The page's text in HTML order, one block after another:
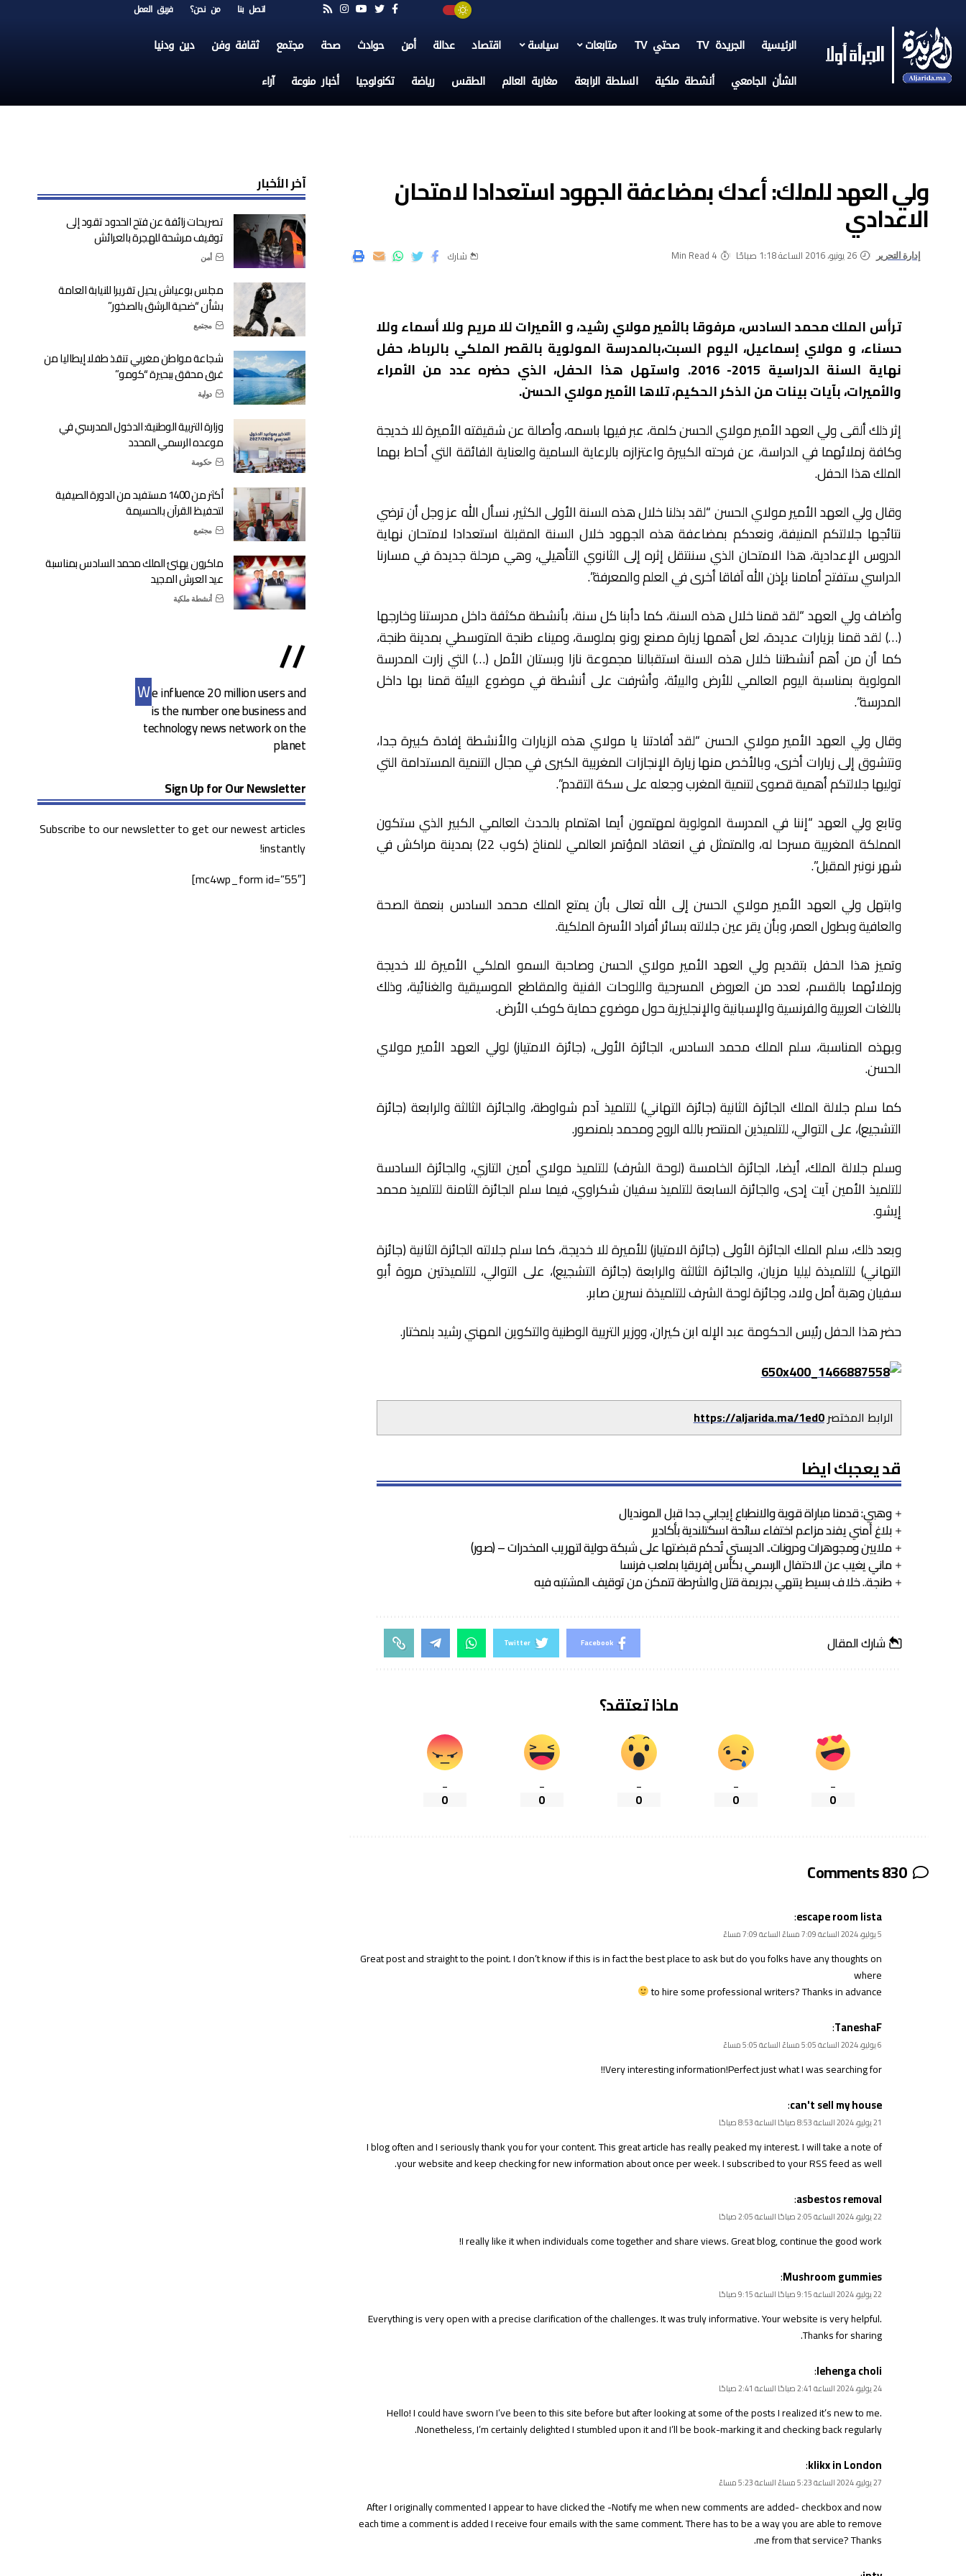
اتصل بنا من نحن؟ فريق العمل
الرئيسية الجريدة TV صحتي TV متابعات سياسة اقتصاد عدالة أمن حوادث صحة مجتمع ثقافة وفن دين ودنيا
الشأن الجامعي أنشطة ملكية السلطة الرابعة مغاربة العالم الطقس رياضة تكنولوجيا أخبار منوعة آراء
ولي العهد للملك: أعدك بمضاعفة الجهود استعدادا لامتحان
الاعدادي
إدارة التحرير 26 يونيو، 2016 الساعة 1:18 صباحًا 4 Min Read شارك
ترأس الملك محمد السادس، مرفوقا بالأمير مولاي رشيد، و الأميرات للا مريم وللا أسماء وللا
حسناء، و مولاي إسماعيل، اليوم السبت،بالمدرسة المولوية بالقصر الملكي بالرباط، حفل
نهاية السنة الدراسية 2015- 2016. واستهل هذا الحفل، الذي حضره عدد من الأمراء
والأميرات، بآيات بينات من الذكر الحكيم، تلاها الأمير مولاي الحسن.
إثر ذلك ألقى ولي العهد الأمير مولاي الحسن كلمة، عبر فيها باسمه، وأصالة عن شقيقته الأميرة للا خديجة
وكافة زملائهما في الدراسة، عن فرحته الكبيرة واعتزازه بالرعاية السامية والعناية الفائقة التي أحاط بهما
الملك هذا الحفل.
وقال ولي العهد الأمير مولاي الحسن “لقد بذلنا خلال هذه السنة الأولى الكثير، نسأل الله عز وجل أن ترضي
نتائجها جلالتكم المنيفة، ونعدكم بمضاعفة هذه الجهود خلال السنة المقبلة استعدادا لامتحان نهاية
الدروس الإعدادية، هذا الامتحان الذي سننتقل إثره إلى الثانوي التأهيلي، وهي مرحلة جديدة في مسارنا
الدراسي ستفتح أمامنا بإذن الله آفاقا أخرى في العلم والمعرفة”.
وأضاف ولي العهد “لقد قمنا خلال هذه السنة، كما دأبنا كل سنة، بأنشطة مكثفة داخل مدرستنا وخارجها
(…) لقد قمنا بزيارات عديدة، لعل أهمها زيارة مصنع رونو بملوسة، وميناء طنجة المتوسطي بمدينة طنجة،
كما أن من أهم أنشطتنا خلال هذه السنة استقبالنا مجموعة نازا وبستان الأمل (…) التي زارت المدرسة
المولوية بمناسبة اليوم العالمي للأرض والبيئة، وأشرفت على أنشطة في موضوع البيئة قمنا بها داخل
المدرسة”.
وقال ولي العهد الأمير مولاي الحسن “لقد أفادتنا يا مولاي هذه الزيارات والأنشطة إفادة كبيرة جدا،
ونتشوق إلى زيارات أخرى، وبالأخص منها زيارة الإنجازات المغربية الكبرى في مجال التنمية المستدامة التي
توليها جلالتكم أهمية قصوى لتنمية المغرب وجعله على سكة التقدم”.
وتابع ولي العهد “إننا في المدرسة المولوية لمهتمون أيما اهتمام بالحدث العالمي الكبير الذي ستكون
المملكة المغربية مسرحا له، والمتمثل في انعقاد المؤتمر العالمي للمناخ (كوب 22) بمدينة مراكش في
شهر نونبر المقبل”.
وابتهل ولي العهد الأمير مولاي الحسن إلى الله تعالى بأن يمتع الملك محمد السادس بنعمة الصحة
والعافية وبطول العمر، وبأن يقر عين جلالته بسائر أفراد الأسرة الملكية.
وتميز هذا الحفل بتقديم ولي العهد الأمير مولاي الحسن وصاحبة السمو الملكي الأميرة للا خديجة
وزملائهما بالقسم، لعدد من العروض المسرحية واللوحات الفنية والمقاطع الموسيقية والغنائية، وذلك
باللغات العربية والفرنسية والإسبانية والإنجليزية حول موضوع حماية كوكب الأرض.
وبهذه المناسبة، سلم الملك محمد السادس، الجائزة الأولى، (جائزة الامتياز) لولي العهد الأمير مولاي
الحسن.
كما سلم جلالة الملك الجائزة الثانية (جائزة التهاني) للتلميذ آدم شواوطة، والجائزة الثالثة والرابعة (جائزة
التشجيع)، على التوالي، للتلميذين المنتصر بالله الروح ومحمد بلمنصور.
وسلم جلالة الملك، أيضا، الجائزة الخامسة (لوحة الشرف) للتلميذ مولاي أمين التازي، والجائزة السادسة
للتلميذ الأمين آيت إدى، والجائزة السابعة للتلميذ سفيان شكراوي، فيما سلم الجائزة الثامنة للتلميذ محمد
إيشو.
وبعد ذلك، سلم الملك الجائزة الأولى (جائزة الامتياز) للأميرة للا خديجة، كما سلم جلالته الجائزة الثانية (جائزة
التهاني) للتلميذة ليليا مزيان، والجائزة الثالثة والرابعة (جائزة التشجيع)، على التوالي، للتلميذتين مروة أبو
سفيان وهبة أمل ولاد، وجائزة لوحة الشرف للتلميذة نسرين صابر.
حضر هذا الحفل رئيس الحكومة عبد الإله ابن كيران، ووزير التربية الوطنية والتكوين المهني رشيد بلمختار.
الرابط المختصرhttps://aljarida.ma/1ed0
قد يعجبك ايضا
وهبي: قدمنا مباراة قوية والانطباع إيجابي جدا قبل المونديال
بلاغ أمني يفند مزاعم اختفاء سائحة اسكتلندية بأكادير
ملايين ومجوهرات ودرونات.. الديستي تُحكم قبضتها على شبكة دولية لتهريب المخدرات – (صور)
ماني يغيب عن الاحتفال الرسمي بكأس إفريقيا بملعب فرنسا
طنجة.. خلاف بسيط ينتهي بجريمة قتل والشرطة تتمكن من توقيف المشتبه فيه
شارك المقال Facebook
Twitter
ماذا تعتقد؟
_
0
_
0
_
0
_
0
_
0
830 Comments
escape room lista
:
5 يوليو، 2024 الساعة 7:09 مساءً الساعة 7:09 مساءً
Great post and straight to the point. I don’t know if this is in fact the best place to ask but do you folks have any thoughts on
where
to hire some professional writers? Thanks in advance
TaneshaF
:
6 يوليو، 2024 الساعة 5:05 مساءً الساعة 5:05 مساءً
Very interesting information!Perfect just what I was searching for!
!
can't sell my house
:
21 يوليو، 2024 الساعة 8:53 صباحًا الساعة 8:53 صباحًا
I blog often and I seriously thank you for your content. This great article has really peaked my interest. I will take a note of
your website and keep checking for new information about once per week. I subscribed to your RSS feed as well.
asbestos removal
:
22 يوليو، 2024 الساعة 2:05 صباحًا الساعة 2:05 صباحًا
I really like it when individuals come together and share views. Great blog, continue the good work!
Mushroom gummies
:
22 يوليو، 2024 الساعة 9:15 صباحًا الساعة 9:15 صباحًا
Everything is very open with a precise clarification of the challenges. It was truly informative. Your website is very helpful.
Thanks for sharing.
lehenga choli
:
24 يوليو، 2024 الساعة 2:41 صباحًا الساعة 2:41 صباحًا
Hello! I could have sworn I’ve been to this site before but after looking at some of the posts I realized it’s new to me.
Nonetheless, I’m certainly delighted I stumbled upon it and I’ll be book-marking it and checking back regularly.
klikx in London
:
27 يوليو، 2024 الساعة 5:23 مساءً الساعة 5:23 مساءً
After I originally commented I appear to have clicked the -Notify me when new comments are added- checkbox and now
each time a comment is added I receive four emails with the same comment. There has to be a way you are able to remove
me from that service? Thanks.
آخر الأخبار
تصريحات زائفة عن فتح الحدود تقود إلى
توقيف مرشحة للهجرة بالعرائش
أمن
مجلس بوعياش يحيل تقريرا للنيابة العامة
بشأن “ضحية الرشق بالصخور”
مجتمع
شجاعة مواطن مغربي تنقذ طفلا إيطاليا من
غرق محقق ببحيرة “كومو”
دولية
وزارة التربية الوطنية: الدخول المدرسي في
موعده الرسمي المحدد
حكومة
أكثر من 1400 مستفيد من الدورة الصيفية
لتحفيظ القرآن بالحسيمة
مجتمع
ماكرون يهنئ الملك محمد السادس بمناسبة
عيد العرش المجيد
أنشطة ملكية
//
We influence 20 million users and
is the number one business and
technology news network on the
planet
Sign Up for Our Newsletter
Subscribe to our newsletter to get our newest articles
instantly!
[mc4wp_form id=”55″]